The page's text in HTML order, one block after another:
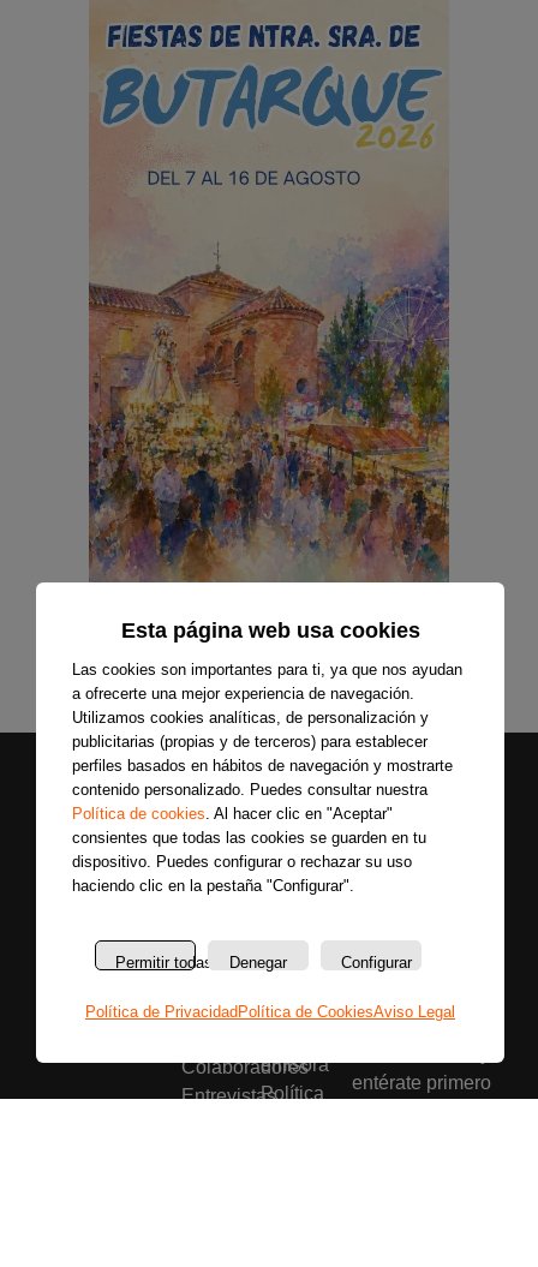
Esta página web usa cookies
Las cookies son importantes para ti, ya que nos ayudan
a ofrecerte una mejor experiencia de navegación.
Utilizamos cookies analíticas, de personalización y
publicitarias (propias y de terceros) para establecer
perfiles basados en hábitos de navegación y mostrarte
contenido personalizado. Puedes consultar nuestra
Política de cookies. Al hacer clic en "Aceptar"
consientes que todas las cookies se guarden en tu
dispositivo. Puedes configurar o rechazar su uso
haciendo clic en la pestaña "Configurar".
Permitir todas Denegar Configurar
Política de Privacidad Política de CookiesAviso Legal
Secciones
Últimas
Colaboradores
Entrevistas
Sobre
nosotros
emisora
Política
Únete a nuestras
entérate primero